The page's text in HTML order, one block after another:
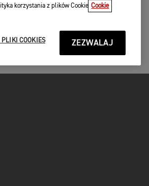
korzystania z plików Cookie Cookie
PLIKI COOKIES ZEZWALAJ